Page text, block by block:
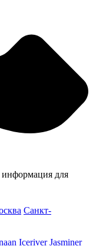
информация для
Санкт-
Iceriver Jasminer